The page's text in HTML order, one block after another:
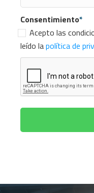
Consentimiento*
Acepto las
leído lapolítica de